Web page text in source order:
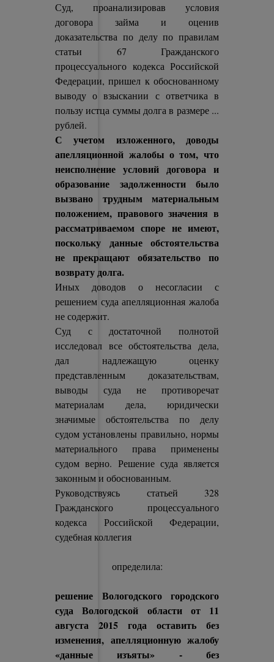
Суд, проанализировав условия
договора займа и оценив
доказательства по делу по правилам
статьи 67 Гражданского
процессуального кодекса Российской
Федерации, пришел к обоснованному
выводу о взыскании с ответчика в
пользу истца суммы долга в размере ...
рублей.
С учетом изложенного, доводы
апелляционной жалобы о том, что
неисполнение условий договора и
образование задолженности было
вызвано трудным материальным
положением, правового значения в
рассматриваемом споре не имеют,
поскольку данные обстоятельства
не прекращают обязательство по
возврату долга.
Иных доводов о несогласии с
решением суда апелляционная жалоба
не содержит.
Суд с достаточной полнотой
исследовал все обстоятельства дела,
дал надлежащую оценку
представленным доказательствам,
выводы суда не противоречат
материалам дела, юридически
значимые обстоятельства по делу
судом установлены правильно, нормы
материального права применены
судом верно. Решение суда является
законным и обоснованным.
Руководствуясь статьей 328
Гражданского процессуального
кодекса Российской Федерации,
судебная коллегия
определила:
решение Вологодского городского
суда Вологодской области от 11
августа 2015 года оставить без
изменения, апелляционную жалобу
«данные изъяты» - без